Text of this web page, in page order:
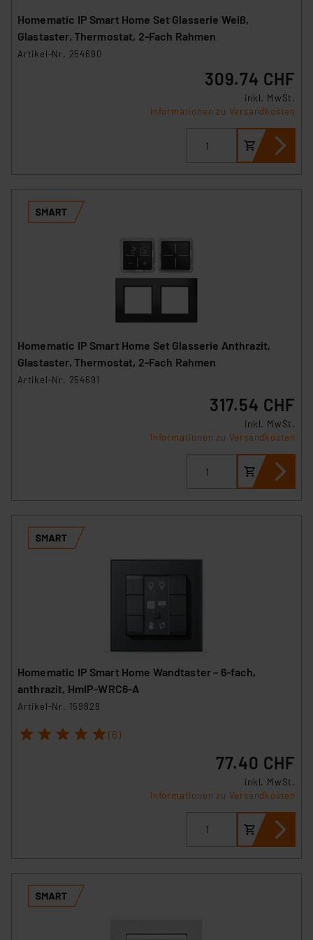
Homematic IP Smart Home Set Glasserie Weiß,
Glastaster, Thermostat, 2-Fach Rahmen
Artikel-Nr. 254690
309.74 CHF
inkl. MwSt.
Informationen zu Versandkosten
Homematic IP Smart Home Set Glasserie Anthrazit,
Glastaster, Thermostat, 2-Fach Rahmen
Artikel-Nr. 254691
317.54 CHF
inkl. MwSt.
Informationen zu Versandkosten
Homematic IP Smart Home Wandtaster – 6-fach,
anthrazit, HmIP-WRC6-A
Artikel-Nr. 159828
1 2 3 4 5 (6)
77.40 CHF
inkl. MwSt.
Informationen zu Versandkosten